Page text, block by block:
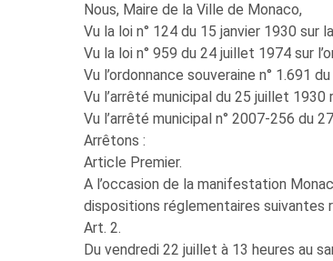
Nous, Maire de la Ville de Monaco,
Vu la loi n° 124 du 15 janvier 1930 sur
Vu la loi n° 959 du 24 juillet 1974 sur
Vu l’ordonnance souveraine n° 1.691
Vu l’arrêté municipal du 25 juillet
Vu l’arrêté municipal n° 2007-256 du
Arrêtons :
Article Premier.
A l’occasion de la manifestation
dispositions réglementaires
Art. 2.
Du vendredi 22 juillet à 13 heures au